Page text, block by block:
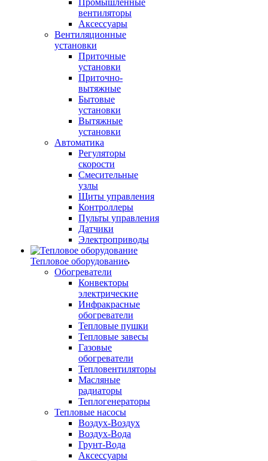
Промышленные
вентиляторы
Аксессуары
Вентиляционные
установки
Приточные
установки
Приточно-
вытяжные
Бытовые
установки
Вытяжные
установки
Автоматика
Регуляторы
скорости
Смесительные
узлы
Щиты управления
Контроллеры
Пульты управления
Датчики
Электроприводы
Тепловое оборудование
Обогреватели
Конвекторы
электрические
Инфракрасные
обогреватели
Тепловые пушки
Тепловые завесы
Газовые
обогреватели
Тепловентиляторы
Масляные
радиаторы
Теплогенераторы
Тепловые насосы
Воздух-Воздух
Воздух-Вода
Грунт-Вода
Аксессуары